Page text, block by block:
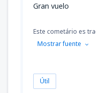
Gran vuelo
Este cometário es
Mostrar fuente
Útil